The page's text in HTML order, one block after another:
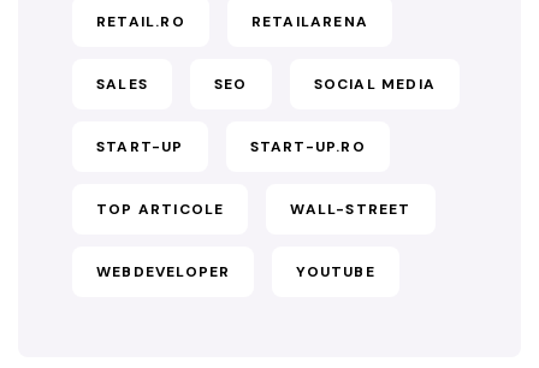
RETAIL.RO RETAILARENA
SALES SEO SOCIAL MEDIA
START-UP START-UP.RO
TOP ARTICOLE WALL-STREET
WEBDEVELOPER YOUTUBE